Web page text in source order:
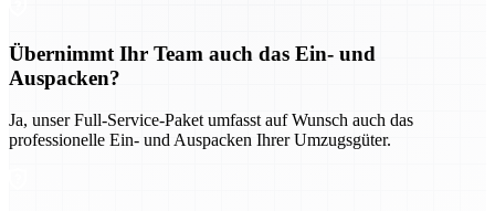
Übernimmt Ihr Team auch das Ein- und
Auspacken?
Ja, unser Full-Service-Paket umfasst auf Wunsch auch das
professionelle Ein- und Auspacken Ihrer Umzugsgüter.